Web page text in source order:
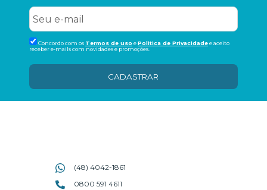
Concordo com os Termos de uso ePolitica de Privacidadee aceito
receber e-mails com novidades e promoções.
CADASTRAR
(48) 4042-1861
0800 591 4611